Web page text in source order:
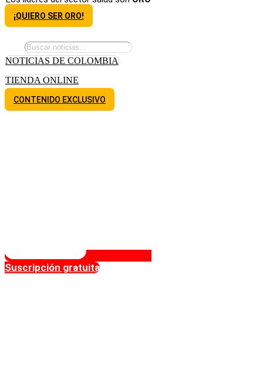
¡QUIERO SER ORO!
NOTICIAS DE COLOMBIA
TIENDA ONLINE
CONTENIDO EXCLUSIVO
Suscripción gratuita